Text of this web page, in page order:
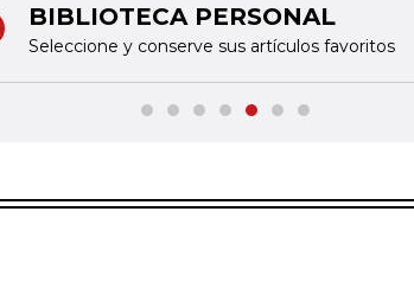
BIBLIOTECA PERSONAL
Seleccione y conserve sus artículos favoritos